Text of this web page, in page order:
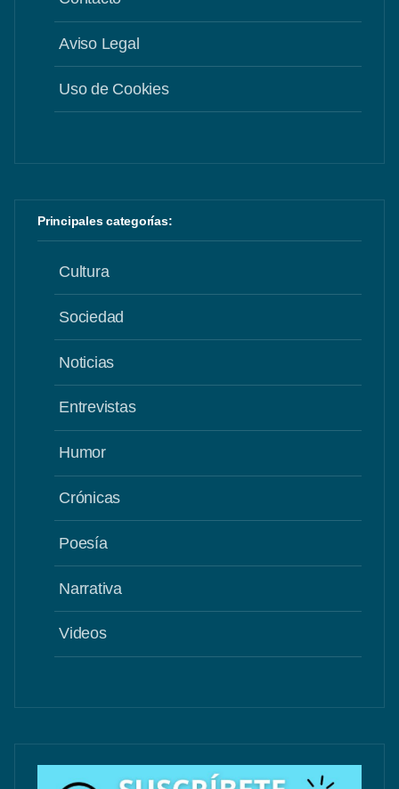
Aviso Legal
Uso de Cookies
Principales categorías:
Cultura
Sociedad
Noticias
Entrevistas
Humor
Crónicas
Poesía
Narrativa
Videos